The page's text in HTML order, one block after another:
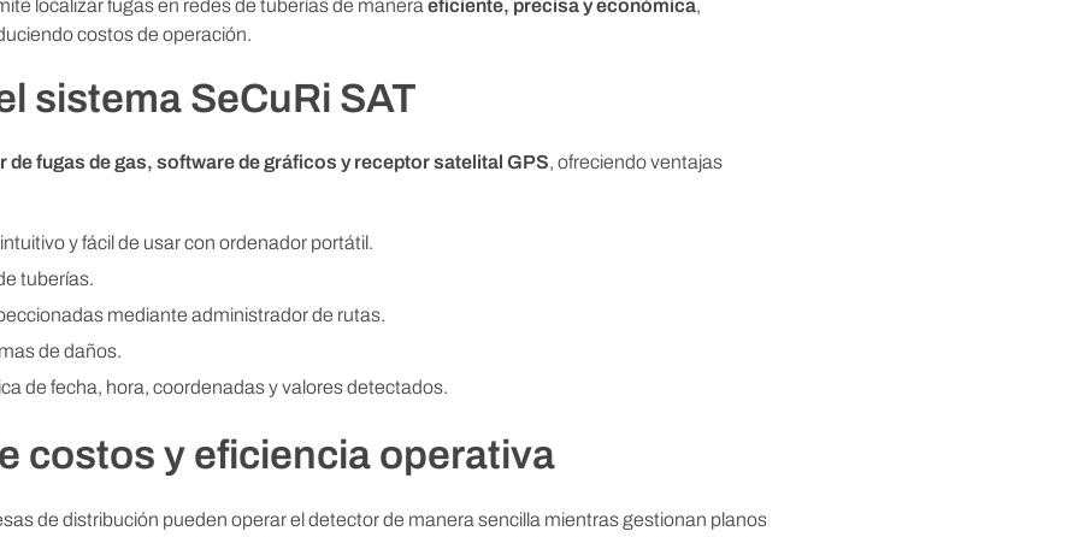
localizar fugas en redes de tuberías de manera eficiente, precisa y económica,
costos de operación.
sistema SeCuRi SAT
de fugas de gas, software de gráficos y receptor satelital GPS, ofreciendo ventajas
y fácil de usar con ordenador portátil.
tuberías.
mediante administrador de rutas.
de daños.
de fecha, hora, coordenadas y valores detectados.
costos y eficiencia operativa
de distribución pueden operar el detector de manera sencilla mientras gestionan planos